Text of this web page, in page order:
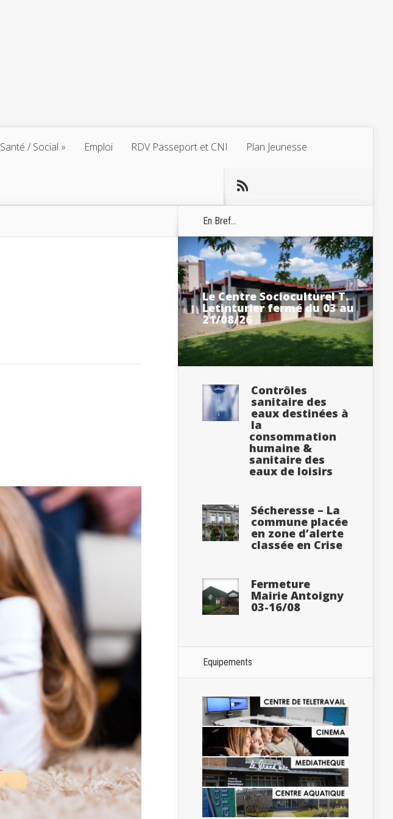
Santé / Social Emploi RDV Passeport et CNI Plan Jeunesse
En Bref...
Le Centre Socioculturel T.
Letinturier fermé du 03 au
21/08/26
Contrôles
sanitaire des
eaux destinées à
la
consommation
humaine &
sanitaire des
eaux de loisirs
Sécheresse – La
commune placée
en zone d’alerte
classée en Crise
Fermeture
Mairie Antoigny
03-16/08
Equipements